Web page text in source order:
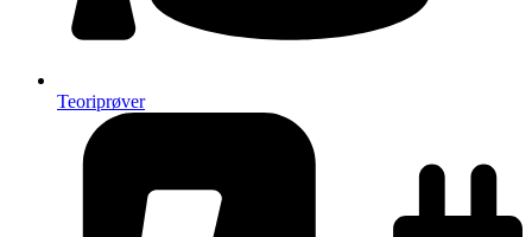
Teoriprøver